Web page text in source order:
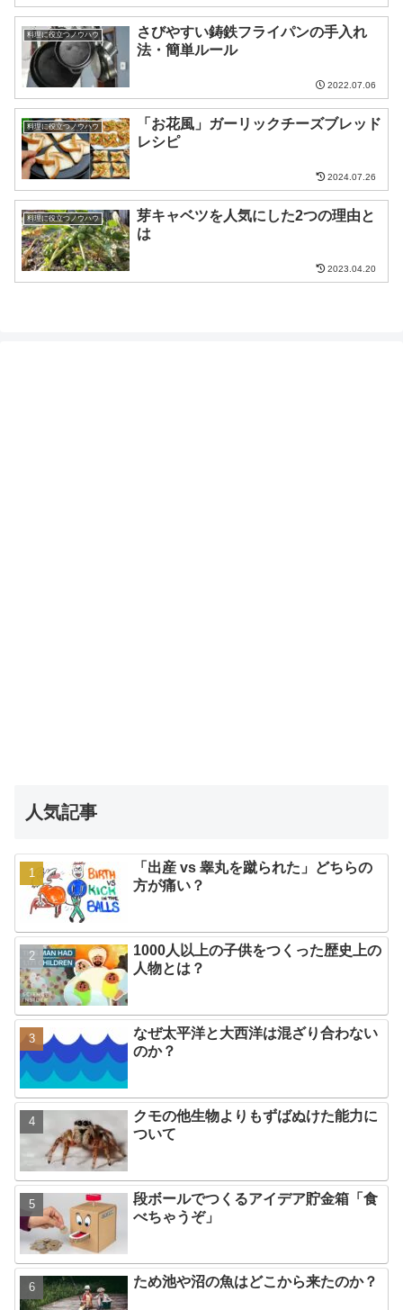
料理に役立つノウハウ
さびやすい鋳鉄フライパンの手入れ
法・簡単ルール
2022.07.06
料理に役立つノウハウ
「お花風」ガーリックチーズブレッド
レシピ
2024.07.26
料理に役立つノウハウ
芽キャベツを人気にした2つの理由と
は
2023.04.20
人気記事
「出産 vs 睾丸を蹴られた」どちらの
方が痛い？
1000人以上の子供をつくった歴史上の
人物とは？
なぜ太平洋と大西洋は混ざり合わない
のか？
クモの他生物よりもずばぬけた能力に
ついて
段ボールでつくるアイデア貯金箱「食
べちゃうぞ」
ため池や沼の魚はどこから来たのか？